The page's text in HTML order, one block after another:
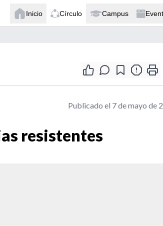
Inicio Círculo Campus
Publicado el 7 de mayo de
resistentes